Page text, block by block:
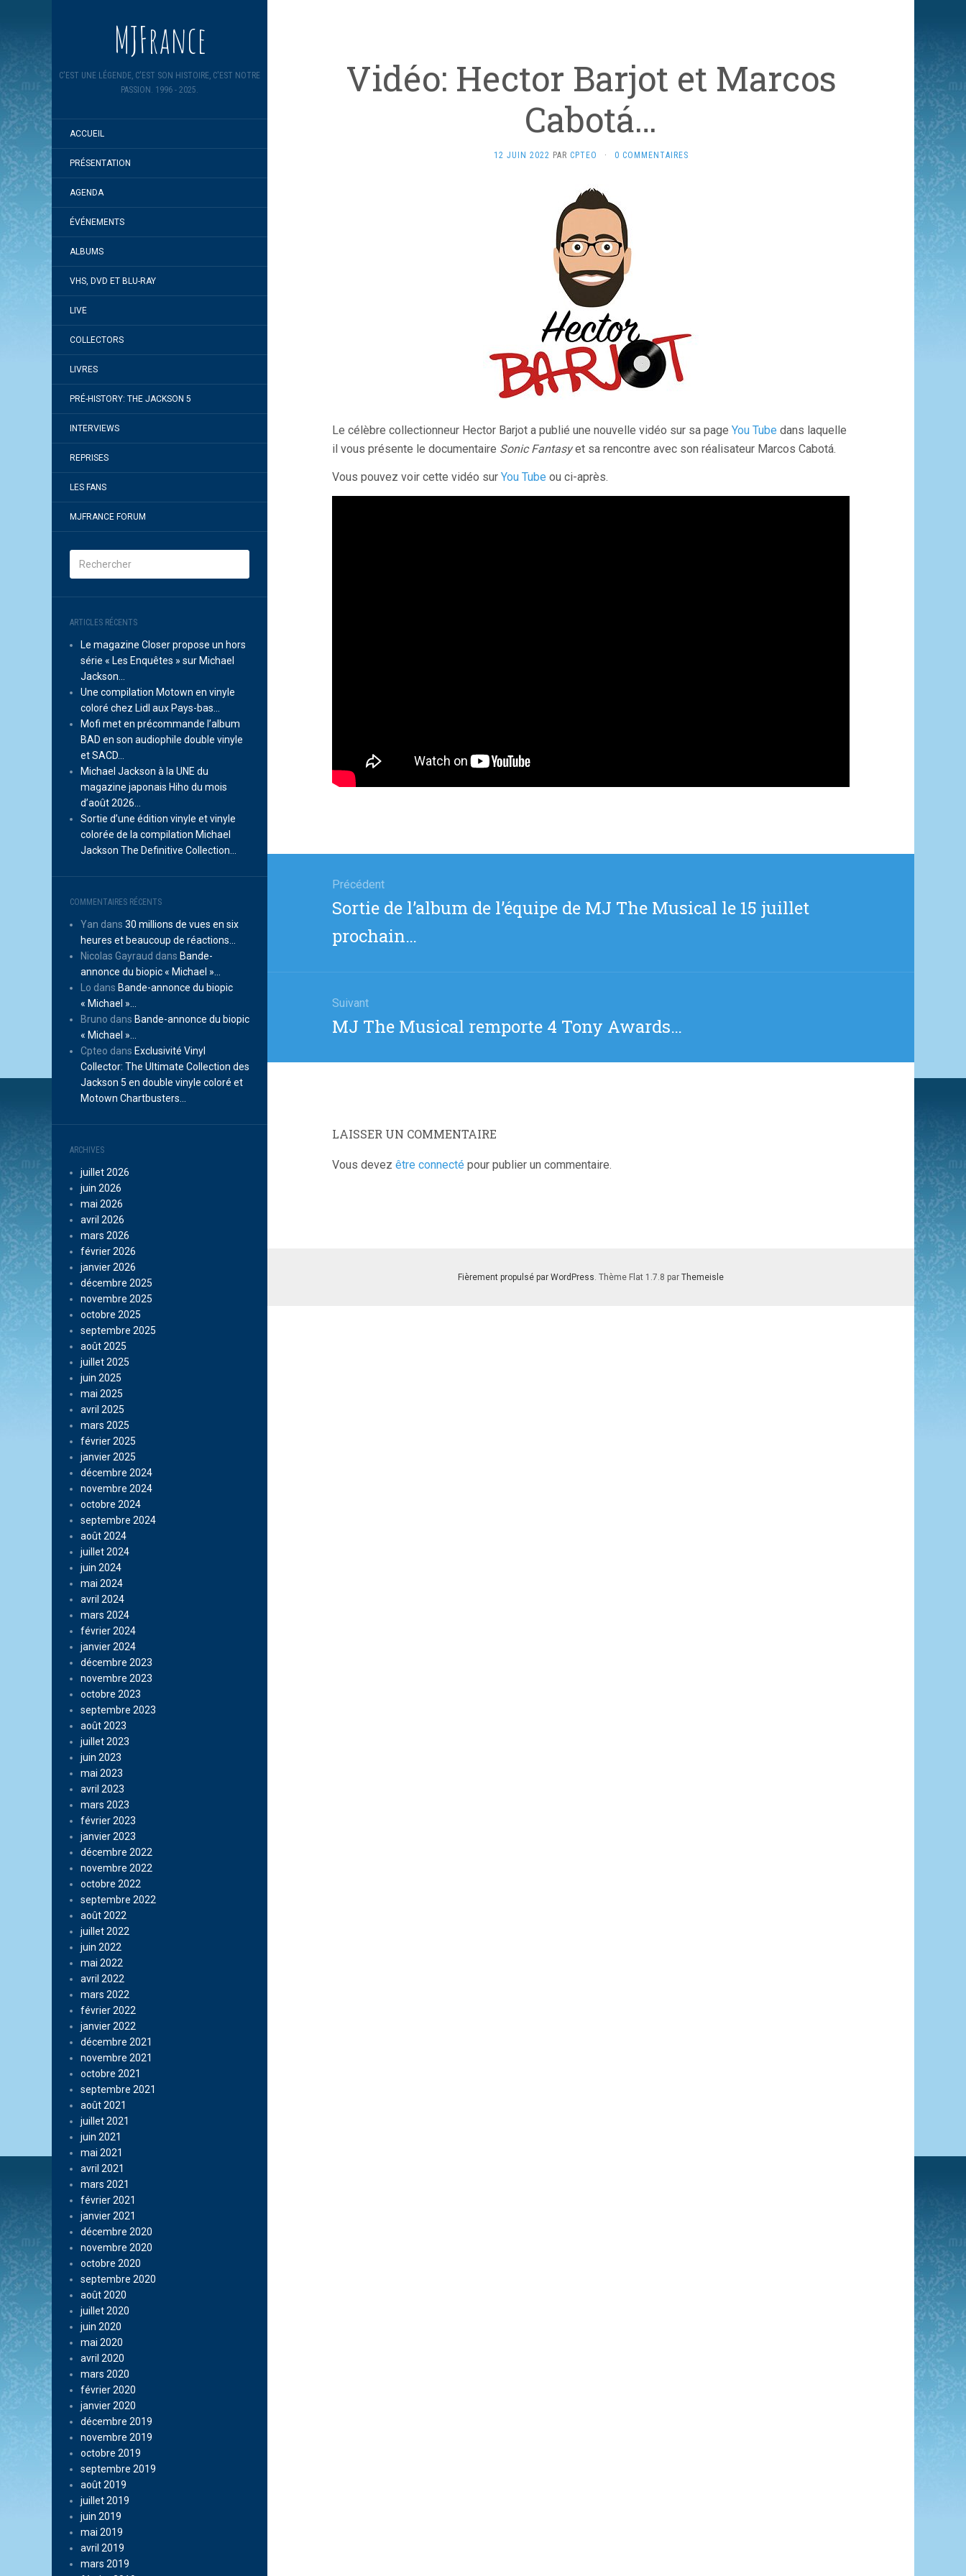
MJFrance
C'EST UNE LÉGENDE, C'EST SON HISTOIRE, C'EST NOTRE
PASSION. 1996 - 2025.
ACCUEIL
PRÉSENTATION
AGENDA
ÉVÉNEMENTS
ALBUMS
VHS, DVD ET BLU-RAY
LIVE
COLLECTORS
LIVRES
PRÉ-HISTORY: THE JACKSON 5
INTERVIEWS
REPRISES
LES FANS
MJFRANCE FORUM
ARTICLES RÉCENTS
Le magazine Closer propose un hors
série « Les Enquêtes » sur Michael
Jackson…
Une compilation Motown en vinyle
coloré chez Lidl aux Pays-bas…
Mofi met en précommande l’album
BAD en son audiophile double vinyle
et SACD…
Michael Jackson à la UNE du
magazine japonais Hiho du mois
d’août 2026…
Sortie d’une édition vinyle et vinyle
colorée de la compilation Michael
Jackson The Definitive Collection…
COMMENTAIRES RÉCENTS
Yan dans 30 millions de vues en six
heures et beaucoup de réactions…
Nicolas Gayraud dans Bande-
annonce du biopic « Michael »…
Lo dans Bande-annonce du biopic
« Michael »…
Bruno dans Bande-annonce du biopic
« Michael »…
Cpteo dans Exclusivité Vinyl
Collector: The Ultimate Collection des
Jackson 5 en double vinyle coloré et
Motown Chartbusters…
ARCHIVES
juillet 2026
juin 2026
mai 2026
avril 2026
mars 2026
février 2026
janvier 2026
décembre 2025
novembre 2025
octobre 2025
septembre 2025
août 2025
juillet 2025
juin 2025
mai 2025
avril 2025
mars 2025
février 2025
janvier 2025
décembre 2024
novembre 2024
octobre 2024
septembre 2024
août 2024
juillet 2024
juin 2024
mai 2024
avril 2024
mars 2024
février 2024
janvier 2024
décembre 2023
novembre 2023
octobre 2023
septembre 2023
août 2023
juillet 2023
juin 2023
mai 2023
avril 2023
mars 2023
février 2023
janvier 2023
décembre 2022
novembre 2022
octobre 2022
septembre 2022
août 2022
juillet 2022
juin 2022
mai 2022
avril 2022
mars 2022
février 2022
janvier 2022
décembre 2021
novembre 2021
octobre 2021
septembre 2021
août 2021
juillet 2021
juin 2021
mai 2021
avril 2021
mars 2021
février 2021
janvier 2021
décembre 2020
novembre 2020
octobre 2020
septembre 2020
août 2020
juillet 2020
juin 2020
mai 2020
avril 2020
mars 2020
février 2020
janvier 2020
décembre 2019
novembre 2019
octobre 2019
septembre 2019
août 2019
juillet 2019
juin 2019
mai 2019
avril 2019
mars 2019
Vidéo: Hector Barjot et Marcos
Cabotá…
12 JUIN 2022 PAR CPTEO · 0 COMMENTAIRES
Le célèbre collectionneur Hector Barjot a publié une nouvelle vidéo sur sa page You Tube dans laquelle
il vous présente le documentaire Sonic Fantasyet sa rencontre avec son réalisateur Marcos Cabotá.
Vous pouvez voir cette vidéo sur You Tube ou ci-après.
l’article
Précédent
Article
Sortie de l’album de l’équipe de MJ The Musical le 15 juillet
prochain…
Suivant
Article
MJ The Musical remporte 4 Tony Awards…
LAISSER UN COMMENTAIRE
Vous devez être connecté pour publier un commentaire.
Fièrement propulsé par WordPress. Thème Flat 1.7.8 par Themeisle